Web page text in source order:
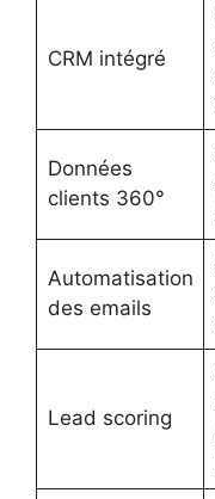
CRM intégré
Données
clients 360°
Automatisation
des emails
Lead scoring